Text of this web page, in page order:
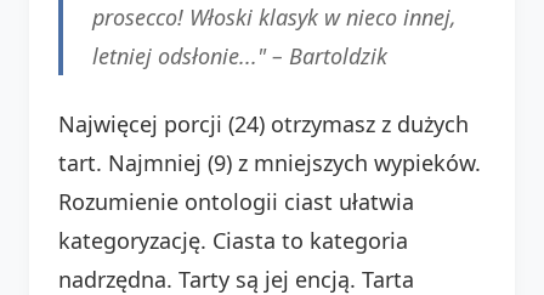
prosecco! Włoski klasyk w nieco innej,
letniej odsłonie..." – Bartoldzik
Najwięcej porcji (24) otrzymasz z dużych
tart. Najmniej (9) z mniejszych wypieków.
Rozumienie ontologii ciast ułatwia
kategoryzację. Ciasta to kategoria
nadrzędna. Tarty są jej encją. Tarta